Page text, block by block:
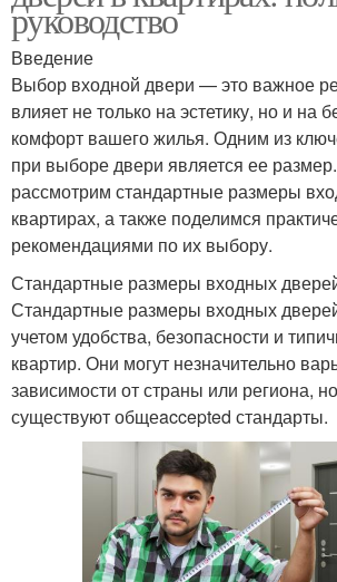
руководство
Введение
Выбор входной двери — это важное
влияет не только на эстетику, но и на
комфорт вашего жилья. Одним из
при выборе двери является ее
рассмотрим стандартные размеры
квартирах, а также поделимся
рекомендациями по их выбору.
Стандартные размеры входных
Стандартные размеры входных
учетом удобства, безопасности и
квартир. Они могут незначительно
зависимости от страны или региона,
существуют общеaccepted стандарты.